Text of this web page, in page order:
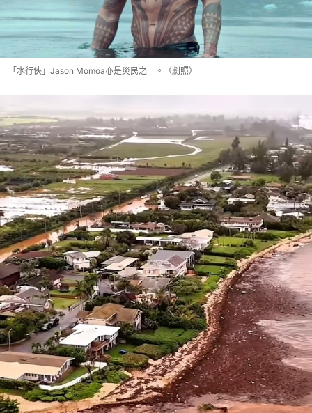
「水行俠」Jason Momoa亦是災民之一。（劇照）